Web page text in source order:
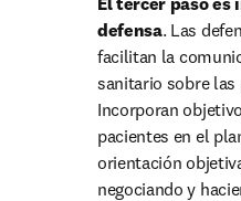
defensa. Las
facilitan la
sanitario sobre las
Incorporan
pacientes en el
orientación
negociando y